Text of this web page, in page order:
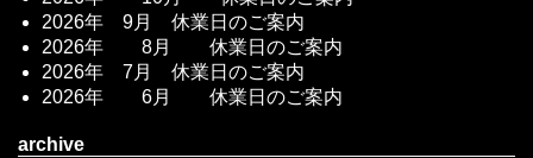
2026年 9月 休業日のご案内
2026年 8月 休業日のご案内
2026年 7月 休業日のご案内
2026年 6月 休業日のご案内
archive